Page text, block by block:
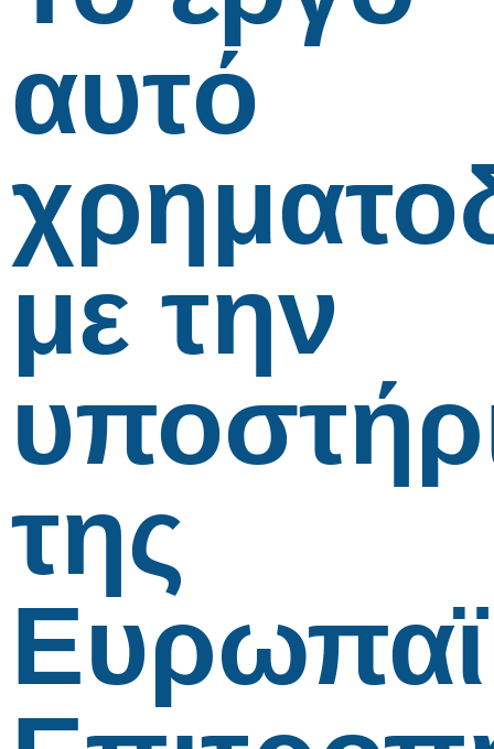
αυτό
με την
της